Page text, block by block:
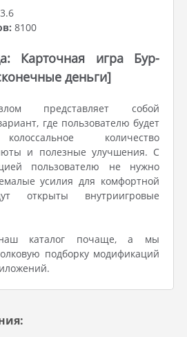
3.6
8100
Карточная игра Бур-
деньги]
представляет собой
где пользователю будет
количество
и полезные улучшения. С
пользователю не нужно
усилия для комфортной
открыты внутриигровые
наш каталог почаще, а мы
подборку модификаций